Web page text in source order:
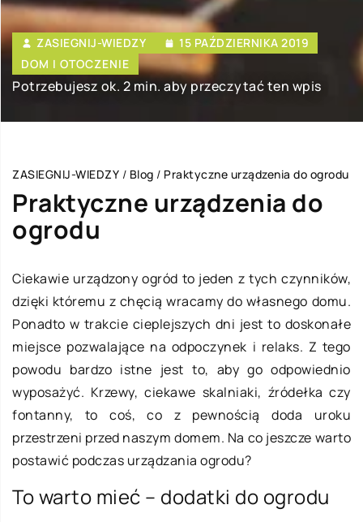
ZASIEGNIJ-WIEDZY
15 PAŹDZIERNIKA 2019
DOM I OTOCZENIE
Potrzebujesz ok. 2 min. aby przeczytać ten wpis
ZASIEGNIJ-WIEDZY / Blog / Praktyczne urządzenia do ogrodu
Praktyczne urządzenia do
ogrodu
Ciekawie urządzony ogród to jeden z tych czynników,
dzięki któremu z chęcią wracamy do własnego domu.
Ponadto w trakcie cieplejszych dni jest to doskonałe
miejsce pozwalające na odpoczynek i relaks. Z tego
powodu bardzo istne jest to, aby go odpowiednio
wyposażyć. Krzewy, ciekawe skalniaki, źródełka czy
fontanny, to coś, co z pewnością doda uroku
przestrzeni przed naszym domem. Na co jeszcze warto
postawić podczas urządzania ogrodu?
To warto mieć – dodatki do ogrodu